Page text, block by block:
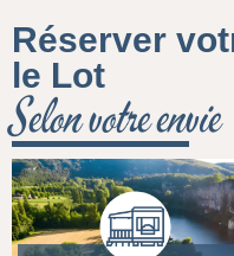
Réserver
le Lot
Selon votre envie